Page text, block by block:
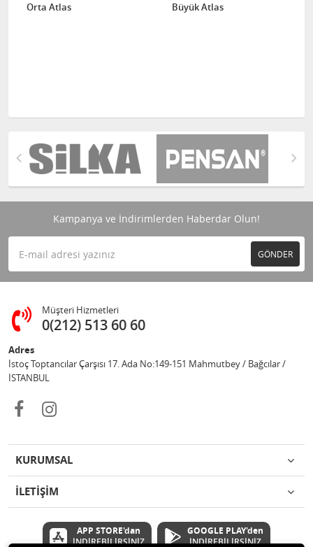
Orta Atlas Büyük Atlas
Kampanya ve İndirimlerden Haberdar Olun!
GÖNDER
Müşteri Hizmetleri
0(212) 513 60 60
Adres
İstoç Toptancılar Çarşısı 17. Ada No:149-151 Mahmutbey / Bağcılar /
İSTANBUL
KURUMSAL
İLETİŞİM
APP STORE'dan
İNDİREBİLİRSİNİZ
GOOGLE PLAY'den
İNDİREBİLİRSİNİZ